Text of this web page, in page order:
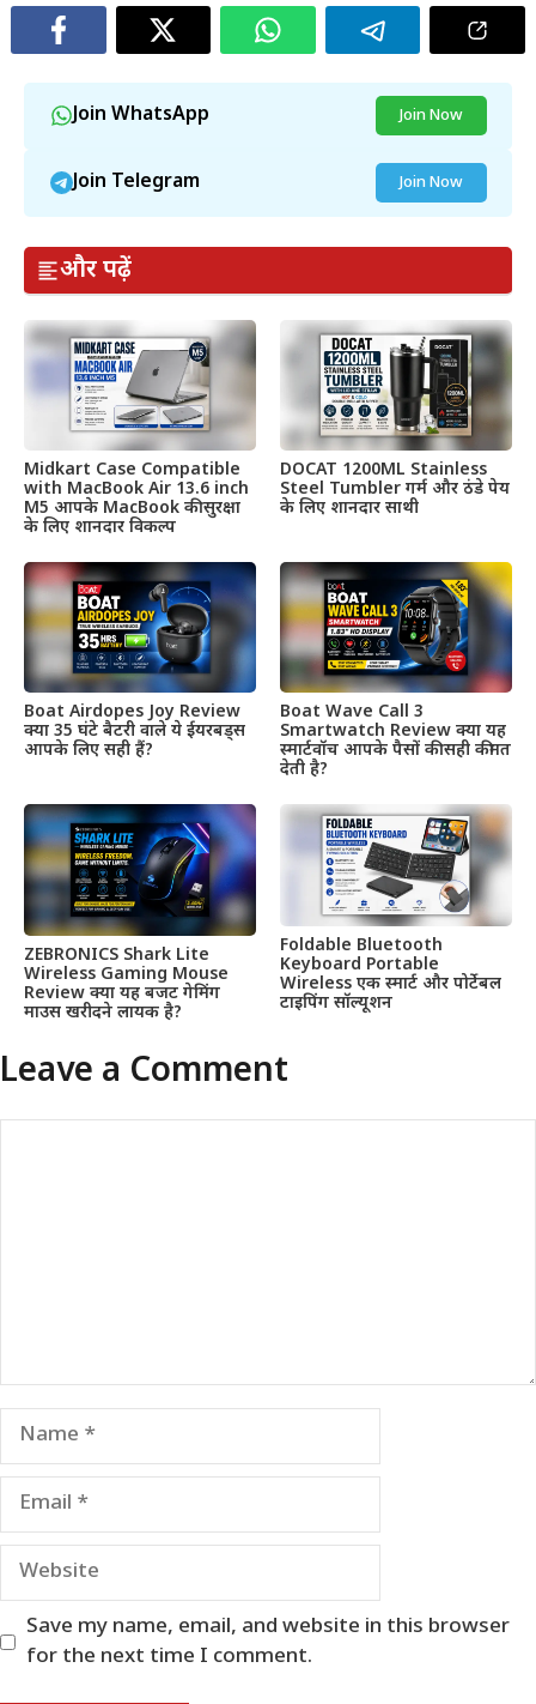
Join WhatsApp Join Now
Join Telegram Join Now
और पढ़ें
Midkart Case Compatible
with MacBook Air 13.6 inch
M5 आपके MacBook की सुरक्षा
के लिए शानदार विकल्प
DOCAT 1200ML Stainless
Steel Tumbler गर्म और ठंडे पेय
के लिए शानदार साथी
Boat Airdopes Joy Review
क्या 35 घंटे बैटरी वाले ये ईयरबड्स
आपके लिए सही हैं?
Boat Wave Call 3
Smartwatch Review क्या यह
स्मार्टवॉच आपके पैसों की सही कीमत
देती है?
ZEBRONICS Shark Lite
Wireless Gaming Mouse
Review क्या यह बजट गेमिंग
माउस खरीदने लायक है?
Foldable Bluetooth
Keyboard Portable
Wireless एक स्मार्ट और पोर्टेबल
टाइपिंग सॉल्यूशन
Leave a Comment
Name
Email
Website
Save my name, email, and website in this browser
for the next time I comment.